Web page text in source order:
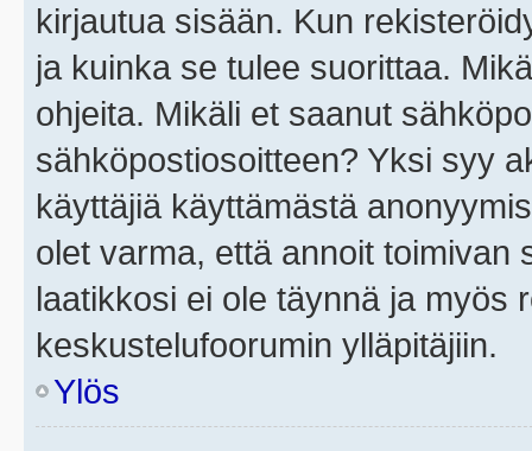
kirjautua sisään. Kun
ja kuinka se tulee suorittaa.
ohjeita. Mikäli et saanut
sähköpostiosoitteen? Yksi syy
käyttäjiä käyttämästä
olet varma, että annoit toimivan
laatikkosi ei ole täynnä ja myös
keskustelufoorumin ylläpitäjiin.
Ylös